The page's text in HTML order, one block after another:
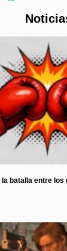
la batalla entre